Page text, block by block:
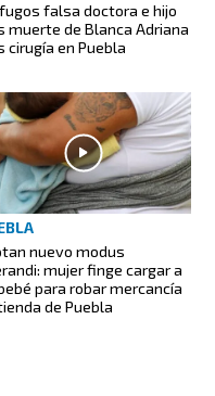
falsa doctora e hijo
muerte de Blanca Adriana
cirugía en Puebla
nuevo modus
mujer finge cargar a
para robar mercancía
de Puebla